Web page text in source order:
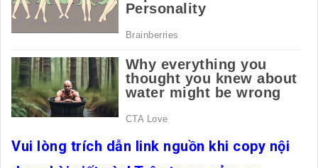
Vui lòng trích dẫn link nguồn khi copy nội